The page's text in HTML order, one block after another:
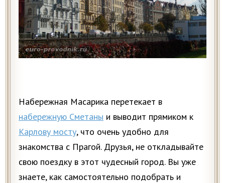
Набережная Масарика перетекает в
набережную Сметаны и выводит прямиком к
Карлову мосту, что очень удобно для
знакомства с Прагой. Друзья, не откладывайте
свою поездку в этот чудесный город. Вы уже
знаете, как самостоятельно подобрать и